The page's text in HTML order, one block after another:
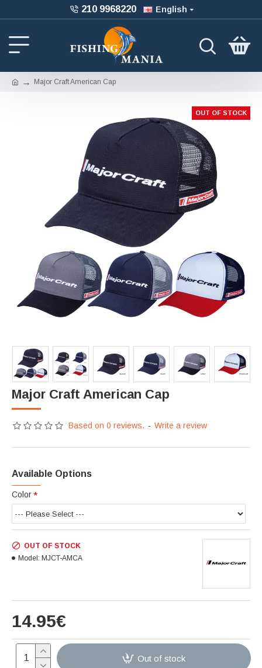
210 9968220 English
Major Craft American Cap
OUT OF STOCK
Major Craft American Cap
Based on 0 reviews. - Write a review
14.95€
OUT OF STOCK
Model: MJCT-AMCA
Available Options
Color
Out of stock